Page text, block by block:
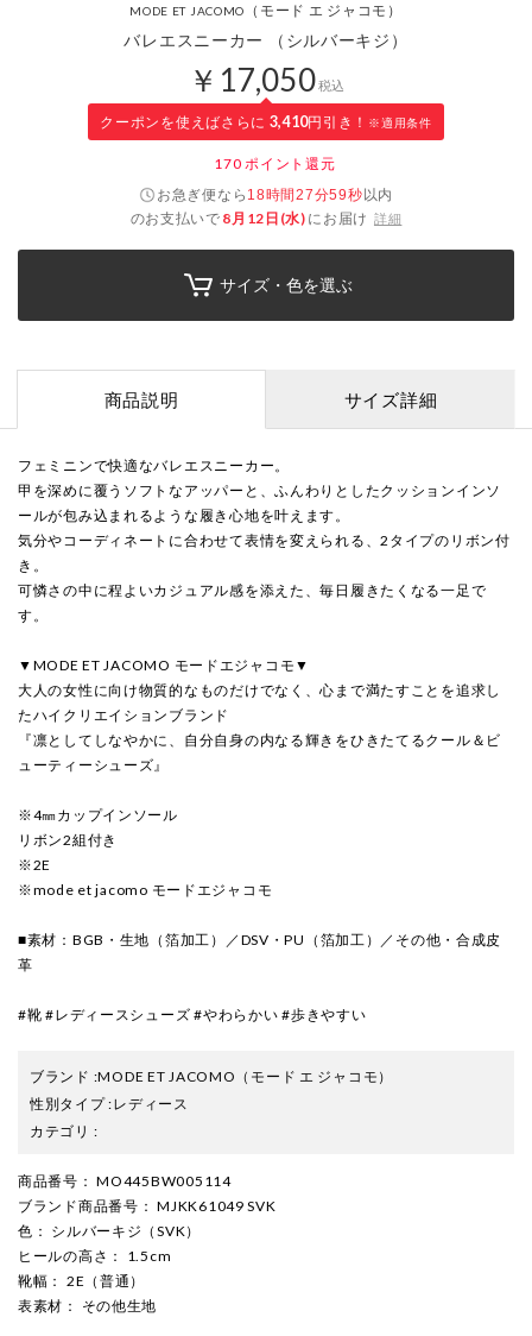
MODE ET JACOMO （モード エ ジャコモ）
バレエスニーカー （シルバーキジ）
￥17,050税込
クーポンを使えばさらに 3,410円引き！ ※適用条件
170 ポイント還元
お急ぎ便なら 18時間27分58秒以内
のお支払いで 8月12日(水) にお届け 詳細
サイズ・色を選ぶ
商品説明 サイズ詳細
フェミニンで快適なバレエスニーカー。
甲を深めに覆うソフトなアッパーと、ふんわりとしたクッションインソ
ールが包み込まれるような履き心地を叶えます。
気分やコーディネートに合わせて表情を変えられる、2タイプのリボン付
き。
可憐さの中に程よいカジュアル感を添えた、毎日履きたくなる一足で
す。
▼MODE ET JACOMO モードエジャコモ▼
大人の女性に向け物質的なものだけでなく、心まで満たすことを追求し
たハイクリエイションブランド
『凛としてしなやかに、自分自身の内なる輝きをひきたてるクール＆ビ
ューティーシューズ』
※4㎜カップインソール
リボン2組付き
※2E
※mode et jacomo モードエジャコモ
■素材：BGB・生地（箔加工）／DSV・PU（箔加工）／その他・合成皮
革
#靴 #レディースシューズ #やわらかい #歩きやすい
ブランド :MODE ET JACOMO （モード エ ジャコモ）
性別タイプ:レディース
カテゴリ :
商品番号 ： MO445BW005114
ブランド商品番号 ： MJKK61049 SVK
色 ： シルバーキジ（SVK）
ヒールの高さ ： 1.5cm
靴幅 ： 2E（普通）
表素材 ： その他生地